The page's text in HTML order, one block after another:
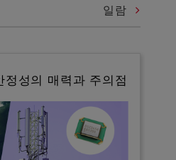
일람
정성의 매력과 주의점